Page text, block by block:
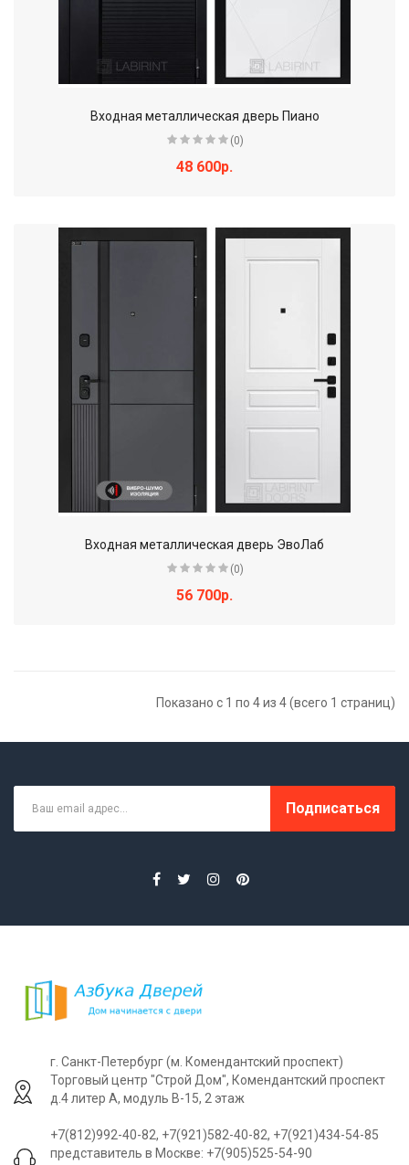
Входная металлическая дверь Пиано
(0)
48 600р.
Входная металлическая дверь ЭвоЛаб
(0)
56 700р.
Показано с 1 по 4 из 4 (всего 1 страниц)
Подписаться
г. Санкт-Петербург (м. Комендантский проспект)
Торговый центр "Строй Дом", Комендантский проспект
д.4 литер А, модуль В-15, 2 этаж
+7(812)992-40-82, +7(921)582-40-82, +7(921)434-54-85
представитель в Москве: +7(905)525-54-90